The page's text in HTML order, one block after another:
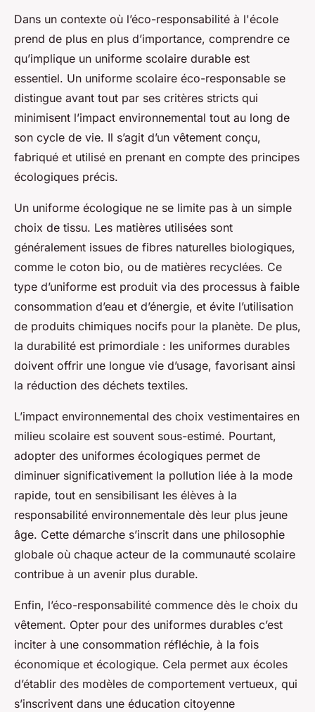
Dans un contexte où l’éco-responsabilité à l'école
prend de plus en plus d’importance, comprendre ce
qu’implique un uniforme scolaire durable est
essentiel. Un uniforme scolaire éco-responsable se
distingue avant tout par ses critères stricts qui
minimisent l’impact environnemental tout au long de
son cycle de vie. Il s’agit d’un vêtement conçu,
fabriqué et utilisé en prenant en compte des principes
écologiques précis.
Un uniforme écologique ne se limite pas à un simple
choix de tissu. Les matières utilisées sont
généralement issues de fibres naturelles biologiques,
comme le coton bio, ou de matières recyclées. Ce
type d’uniforme est produit via des processus à faible
consommation d’eau et d’énergie, et évite l’utilisation
de produits chimiques nocifs pour la planète. De plus,
la durabilité est primordiale : les uniformes durables
doivent offrir une longue vie d’usage, favorisant ainsi
la réduction des déchets textiles.
L’impact environnemental des choix vestimentaires en
milieu scolaire est souvent sous-estimé. Pourtant,
adopter des uniformes écologiques permet de
diminuer significativement la pollution liée à la mode
rapide, tout en sensibilisant les élèves à la
responsabilité environnementale dès leur plus jeune
âge. Cette démarche s’inscrit dans une philosophie
globale où chaque acteur de la communauté scolaire
contribue à un avenir plus durable.
Enfin, l’éco-responsabilité commence dès le choix du
vêtement. Opter pour des uniformes durables c’est
inciter à une consommation réfléchie, à la fois
économique et écologique. Cela permet aux écoles
d’établir des modèles de comportement vertueux, qui
s’inscrivent dans une éducation citoyenne